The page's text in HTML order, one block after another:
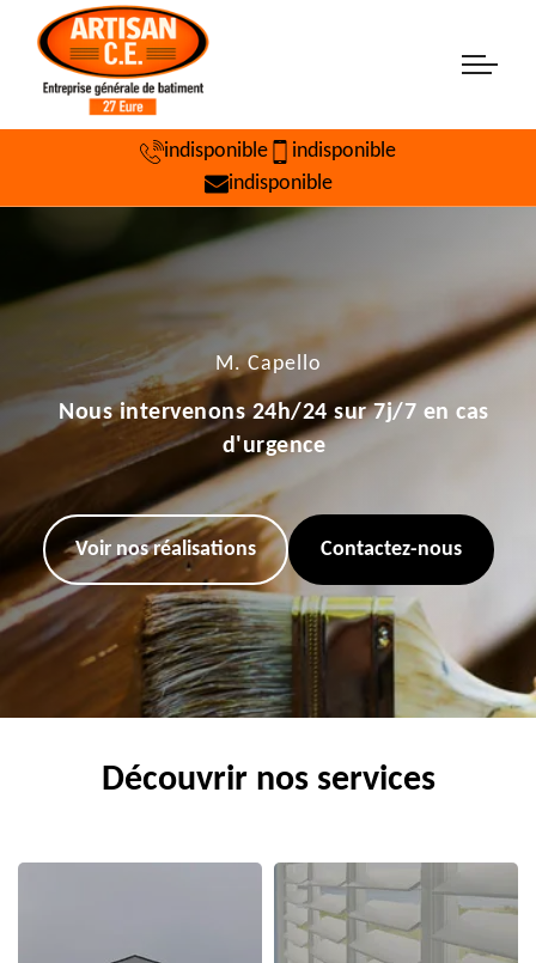
indisponible
indisponible
indisponible
M. Capello
Nous intervenons 24h/24 sur 7j/7 en cas
d'urgence
Voir nos réalisations Contactez-nous
Découvrir nos services